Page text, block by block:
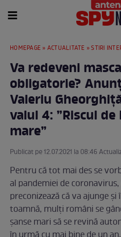
HOMEPAGE » ACTUALITATE »STIRI
Va redeveni
obligatorie?
Valeriu
valul 4: ”Riscul
mare”
Publicat pe 12.07.2021 la 08:46
Pentru că tot mai des se
al pandemiei de coronavirus,
preconizează că va ajunge
toamnă, mulți români se
șanse mari să se revină